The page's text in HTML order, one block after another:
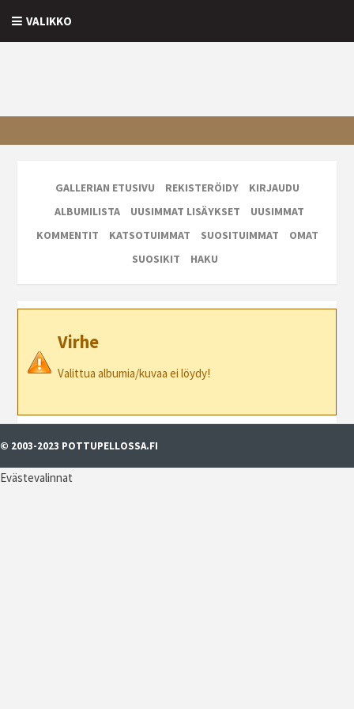
VALIKKO
GALLERIAN ETUSIVU REKISTERÖIDY
KIRJAUDU
ALBUMILISTA
UUSIMMAT LISÄYKSET
UUSIMMAT
KOMMENTIT
KATSOTUIMMAT SUOSITUIMMAT
OMAT
SUOSIKIT
HAKU
Virhe
Valittua albumia/kuvaa ei löydy!
© 2003-2023 POTTUPELLOSSA.FI
Evästevalinnat